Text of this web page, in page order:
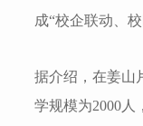
成“校企联动、
据介绍，在姜山
学规模为2000人